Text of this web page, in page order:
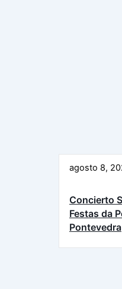
agosto 8,
Concierto
Festas da
Pontevedra